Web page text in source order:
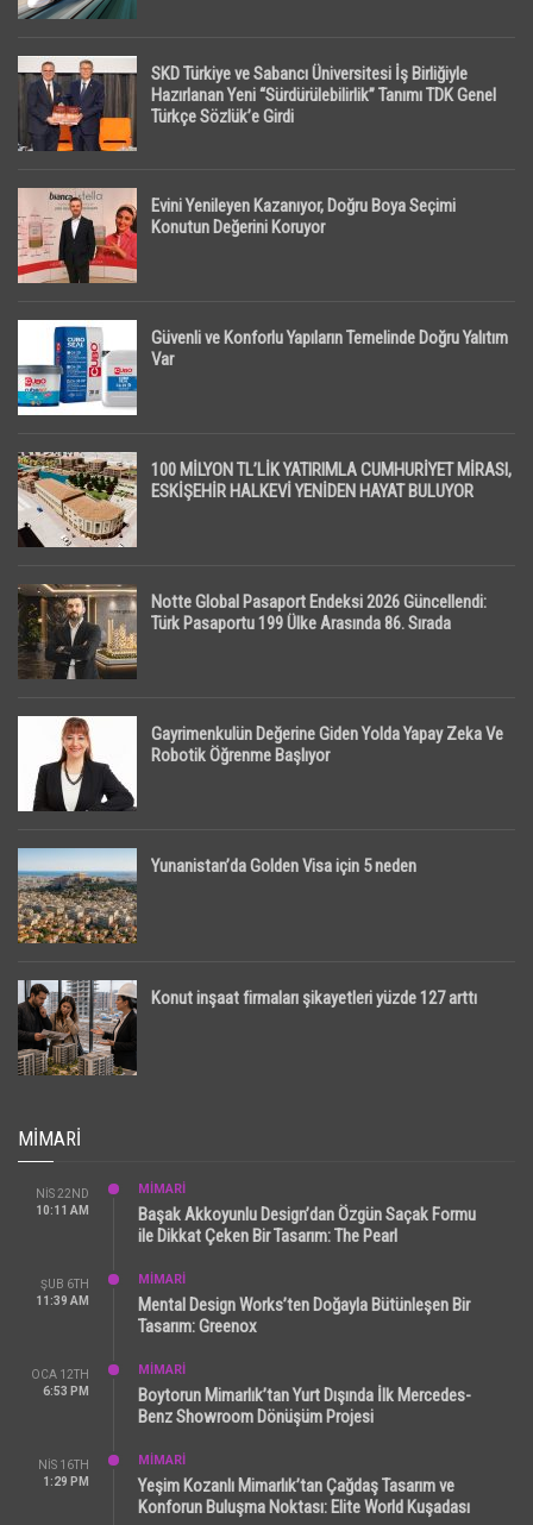
SKD Türkiye ve Sabancı Üniversitesi İş Birliğiyle
Hazırlanan Yeni “Sürdürülebilirlik” Tanımı TDK Genel
Türkçe Sözlük’e Girdi
Evini Yenileyen Kazanıyor, Doğru Boya Seçimi
Konutun Değerini Koruyor
Güvenli ve Konforlu Yapıların Temelinde Doğru Yalıtım
Var
100 MİLYON TL’LİK YATIRIMLA CUMHURİYET MİRASI,
ESKİŞEHİR HALKEVİ YENİDEN HAYAT BULUYOR
Notte Global Pasaport Endeksi 2026 Güncellendi:
Türk Pasaportu 199 Ülke Arasında 86. Sırada
Gayrimenkulün Değerine Giden Yolda Yapay Zeka Ve
Robotik Öğrenme Başlıyor
Yunanistan’da Golden Visa için 5 neden
Konut inşaat firmaları şikayetleri yüzde 127 arttı
MIMARI
NIS 22ND
10:11 AM
MİMARİ
Başak Akkoyunlu Design’dan Özgün Saçak Formu
ile Dikkat Çeken Bir Tasarım: The Pearl
ŞUB 6TH
11:39 AM
MİMARİ
Mental Design Works’ten Doğayla Bütünleşen Bir
Tasarım: Greenox
OCA 12TH
6:53 PM
MİMARİ
Boytorun Mimarlık’tan Yurt Dışında İlk Mercedes-
Benz Showroom Dönüşüm Projesi
NIS 16TH
1:29 PM
MİMARİ
Yeşim Kozanlı Mimarlık’tan Çağdaş Tasarım ve
Konforun Buluşma Noktası: Elite World Kuşadası